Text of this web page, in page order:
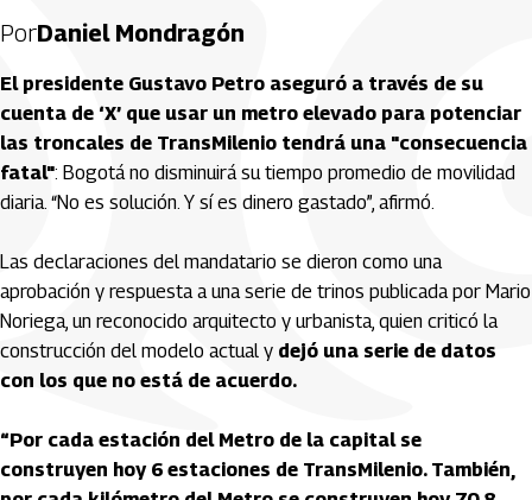
PorDaniel Mondragón
El presidente Gustavo Petro aseguró a través de su
cuenta de ‘X’ que usar un metro elevado para potenciar
las troncales de TransMilenio tendrá una "consecuencia
fatal": Bogotá no disminuirá su tiempo promedio de movilidad
diaria. “No es solución. Y sí es dinero gastado”, afirmó.
Las declaraciones del mandatario se dieron como una
aprobación y respuesta a una serie de trinos publicada por Mario
Noriega, un reconocido arquitecto y urbanista, quien criticó la
construcción del modelo actual y dejó una serie de datos
con los que no está de acuerdo.
“Por cada estación del Metro de la capital se
construyen hoy 6 estaciones de TransMilenio. También,